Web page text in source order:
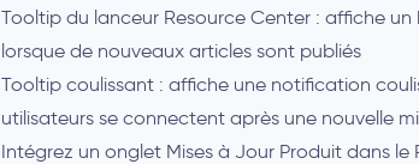
Tooltip du lanceur Resource Center : affiche
lorsque de nouveaux articles sont publiés
Tooltip coulissant : affiche une notification
utilisateurs se connectent après une nouvelle
Intégrez un onglet Mises à Jour Produit dans